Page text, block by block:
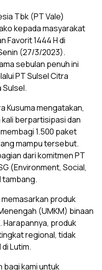
Tbk (PT Vale)
kepada masyarakat
Favorit 1444 H di
(27/3/2023).
sebulan penuh ini
PT Sulsel Citra
Kusuma mengatakan,
kali berpartisipasi dan
1.500 paket
mampu tersebut.
dari komitmen PT
(Environment, Social,
memasarkan produk
(UMKM) binaan
Harapannya, produk
regional, tidak
Lutim.
bagi kami untuk